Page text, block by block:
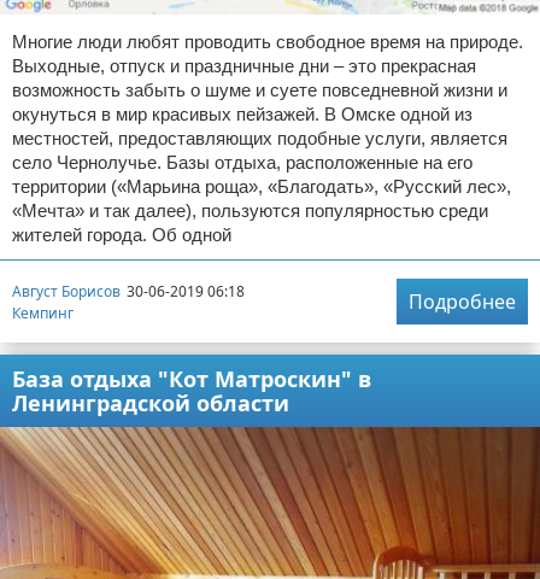
Многие люди любят проводить свободное время на природе.
Выходные, отпуск и праздничные дни – это прекрасная
возможность забыть о шуме и суете повседневной жизни и
окунуться в мир красивых пейзажей. В Омске одной из
местностей, предоставляющих подобные услуги, является
село Чернолучье. Базы отдыха, расположенные на его
территории («Марьина роща», «Благодать», «Русский лес»,
«Мечта» и так далее), пользуются популярностью среди
жителей города. Об одной
Август Борисов 30-06-2019 06:18
Кемпинг
Подробнее
База отдыха "Кот Матроскин" в
Ленинградской области